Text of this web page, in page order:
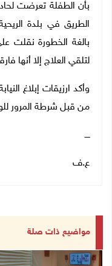
بأن الطفلة تعرضت
الطريق في بلدة
بالغة الخطورة نقلت
لتلقي العلاج إلا أنها
وأكد ارزيقات إبلاغ
من قبل شرطة المرور
ــــ
ع.ف
مواضيع ذات صلة